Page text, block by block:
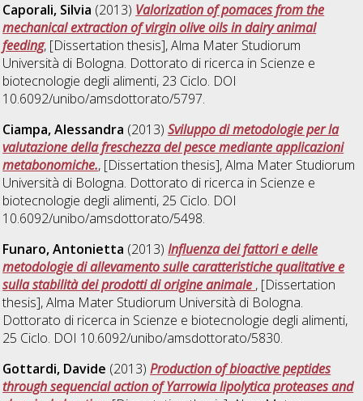
Caporali, Silvia (2013) Valorization of pomaces from the
mechanical extraction of virgin olive oils in dairy animal
feeding, [Dissertation thesis], Alma Mater Studiorum
Università di Bologna. Dottorato di ricerca in Scienze e
biotecnologie degli alimenti, 23 Ciclo. DOI
10.6092/unibo/amsdottorato/5797.
Ciampa, Alessandra (2013)Sviluppo di metodologie per la
valutazione della freschezza del pesce mediante applicazioni
metabonomiche., [Dissertation thesis], Alma Mater Studiorum
Università di Bologna. Dottorato di ricerca in Scienze e
biotecnologie degli alimenti, 25 Ciclo. DOI
10.6092/unibo/amsdottorato/5498.
Funaro, Antonietta (2013)Influenza dei fattori e delle
metodologie di allevamento sulle caratteristiche qualitative e
sulla stabilità dei prodotti di origine animale , [Dissertation
thesis], Alma Mater Studiorum Università di Bologna.
Dottorato di ricerca in Scienze e biotecnologie degli alimenti,
25 Ciclo. DOI 10.6092/unibo/amsdottorato/5830.
Gottardi, Davide (2013)Production of bioactive peptides
through sequencial action of Yarrowia lipolytica proteases and